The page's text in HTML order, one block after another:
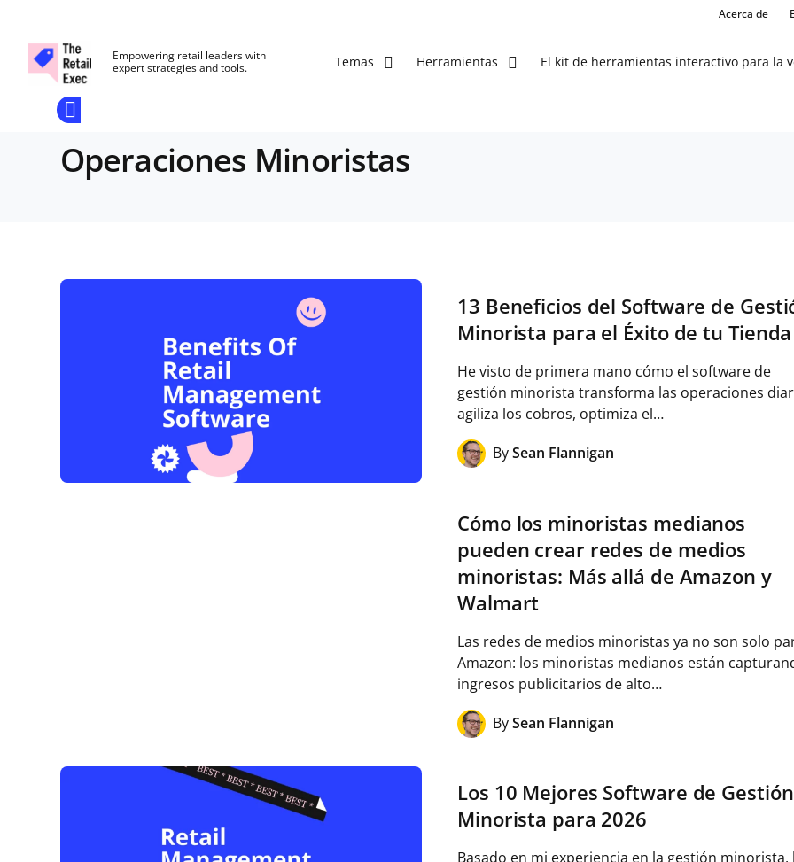
Skip to main content
Acerca de
Empowering retail leaders with
expert strategies and tools.
Temas Herramientas El kit de herramientas interactivo para la
Add as a
Operaciones Minoristas
13 Beneficios del Software de
Minorista para el Éxito de tu Tienda
He visto de primera mano cómo el software de
gestión minorista transforma las operaciones
agiliza los cobros, optimiza el…
By Sean Flannigan
Cómo los minoristas medianos
pueden crear redes de medios
minoristas: Más allá de Amazon y
Walmart
Las redes de medios minoristas ya no son solo
Amazon: los minoristas medianos están
ingresos publicitarios de alto…
By Sean Flannigan
Los 10 Mejores Software de Gestión
Minorista para 2026
Basado en mi experiencia en la gestión minorista,